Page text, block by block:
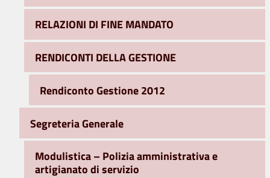
RELAZIONI DI FINE MANDATO
RENDICONTI DELLA GESTIONE
Rendiconto Gestione 2012
Segreteria Generale
Modulistica – Polizia amministrativa e
artigianato di servizio